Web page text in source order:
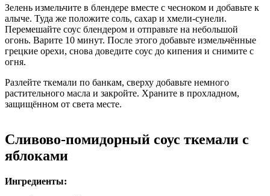
Зелень измельчите в блендере вместе с чесноком и добавьте к
алыче. Туда же положите соль, сахар и хмели-сунели.
Перемешайте соус блендером и отправьте на небольшой
огонь. Варите 10 минут. После этого добавьте измельчённые
грецкие орехи, снова доведите соус до кипения и снимите с
огня.
Разлейте ткемали по банкам, сверху добавьте немного
растительного масла и закройте. Храните в прохладном,
защищённом от света месте.
Сливово-помидорный соус ткемали с
яблоками
Ингредиенты: